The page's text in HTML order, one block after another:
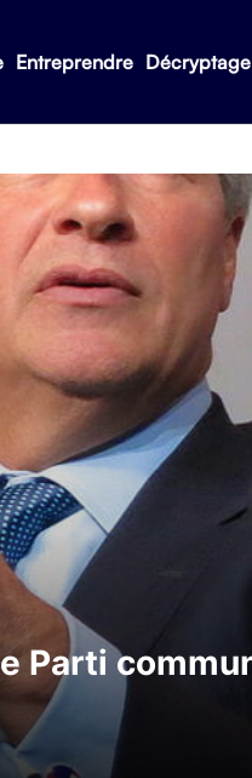
Entreprendre Décryptage
Parti